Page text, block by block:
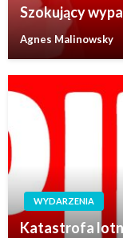
Szokujący
Agnes Malinowsky
WYDARZENIA
Katastrofa